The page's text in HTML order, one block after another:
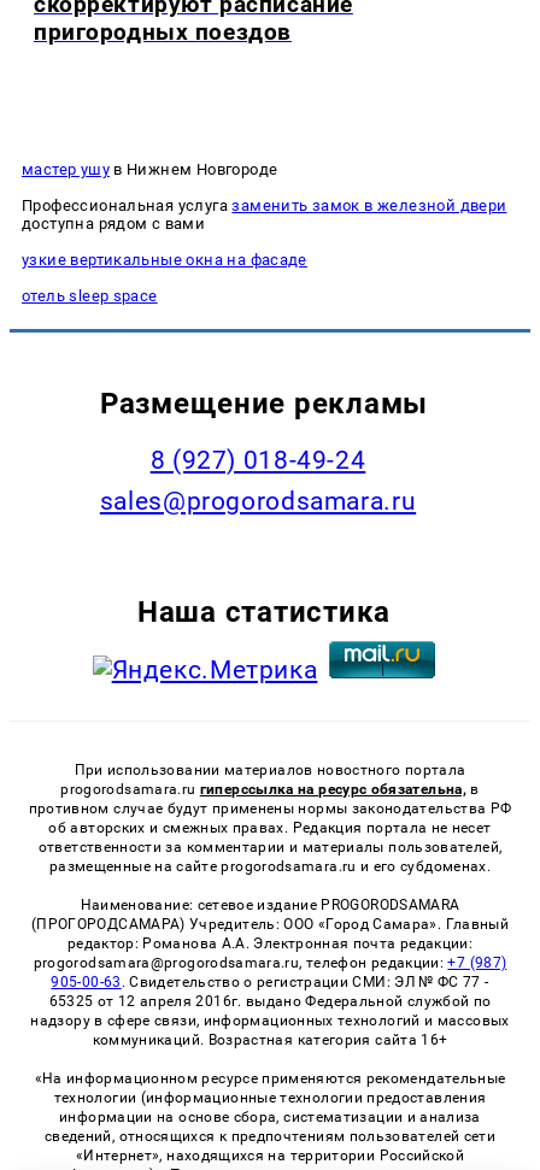
пригородных поездов
мастер ушув Нижнем Новгороде
Профессиональная услугазаменить замок в железной двери
доступна рядом с вами
узкие вертикальные окна на фасаде
отель sleep space
Размещение рекламы
8 (927) 018-49-24
sales@progorodsamara.ru
Наша статистика
При использовании материалов новостного портала
progorodsamara.ru гиперссылка на ресурс обязательна, в
противном случае будут применены нормы законодательства РФ
об авторских и смежных правах. Редакция портала не несет
ответственности за комментарии и материалы пользователей,
размещенные на сайте progorodsamara.ru и его субдоменах.
Наименование: сетевое издание PROGORODSAMARA
(ПРОГОРОДСАМАРА) Учредитель: ООО «Город Самара». Главный
редактор: Романова А.А. Электронная почта редакции:
progorodsamara@progorodsamara.ru, телефон редакции:+7 (987)
905-00-63 . Свидетельство о регистрации СМИ: ЭЛ № ФС 77 -
65325 от 12 апреля 2016г. выдано Федеральной службой по
надзору в сфере связи, информационных технологий и массовых
коммуникаций. Возрастная категория сайта 16+
«На информационном ресурсе применяются рекомендательные
технологии (информационные технологии предоставления
информации на основе сбора, систематизации и анализа
сведений, относящихся к предпочтениям пользователей сети
«Интернет», находящихся на территории Российской